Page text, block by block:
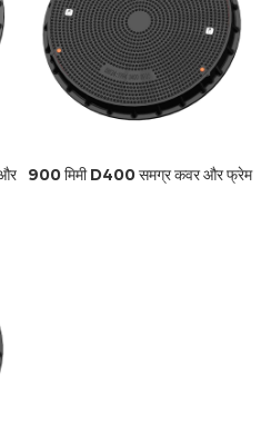
900 मिमी D400 समग्र कवर और फ्रेम